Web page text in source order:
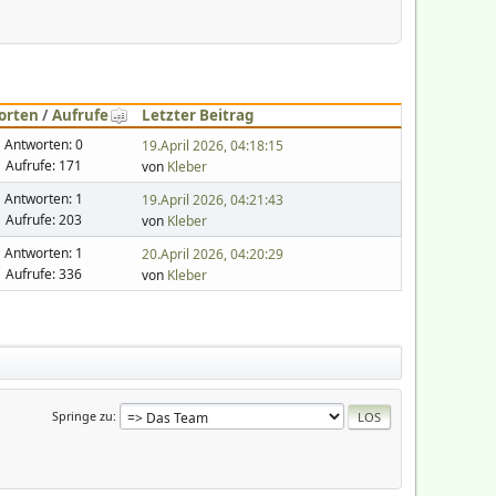
/Aufrufe Letzter Beitrag
Antworten: 0
Aufrufe: 171
19.April 2026, 04:18:15
von Kleber
Antworten: 1
Aufrufe: 203
19.April 2026, 04:21:43
von Kleber
Antworten: 1
Aufrufe: 336
20.April 2026, 04:20:29
von Kleber
Springe zu